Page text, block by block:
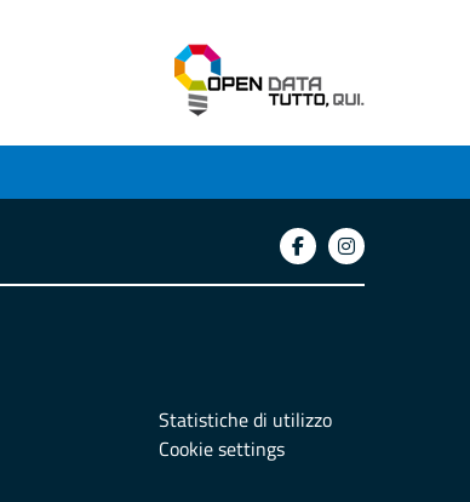
Statistiche di utilizzo
Cookie settings